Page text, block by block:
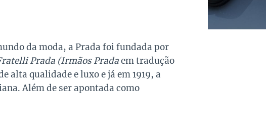
da moda, a Prada foi fundada por
Prada (Irmãos Pradaem tradução
alta qualidade e luxo e já em 1919, a
Além de ser apontada como